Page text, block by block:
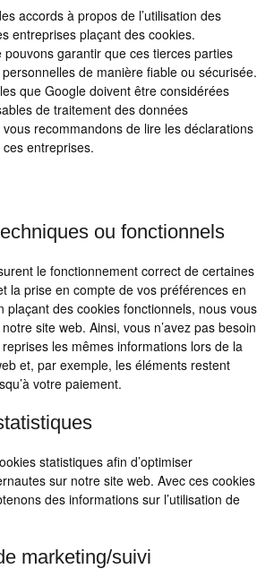
accords à propos de l’utilisation des
entreprises plaçant des cookies.
garantir que ces tierces parties
de manière fiable ou sécurisée.
que Google doivent être considérées
de traitement des données
recommandons de lire les déclarations
entreprises.
ou fonctionnels
le fonctionnement correct de certaines
la prise en compte de vos préférences en
plaçant des cookies fonctionnels, nous vous
site web. Ainsi, vous n’avez pas besoin
les mêmes informations lors de la
et, par exemple, les éléments restent
votre paiement.
statistiques afin d’optimiser
sur notre site web. Avec ces cookies
des informations sur l’utilisation de
marketing/suivi